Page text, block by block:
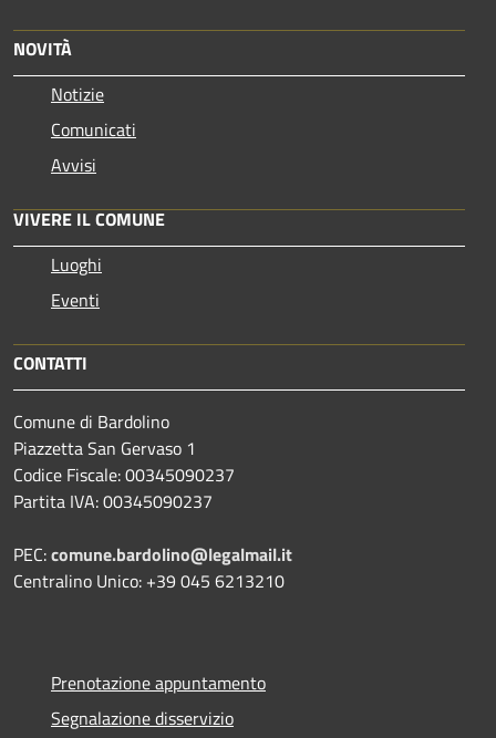
NOVITÀ
Notizie
Comunicati
Avvisi
VIVERE IL COMUNE
Luoghi
Eventi
CONTATTI
Comune di Bardolino
Piazzetta San Gervaso 1
Codice Fiscale: 00345090237
Partita IVA: 00345090237
PEC:comune.bardolino@legalmail.it
Centralino Unico: +39 045 6213210
Prenotazione appuntamento
Segnalazione disservizio